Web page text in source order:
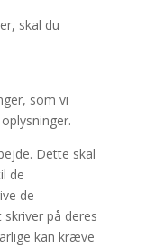
skal du
som vi
Dette skal
de
de
på deres
kan kræve